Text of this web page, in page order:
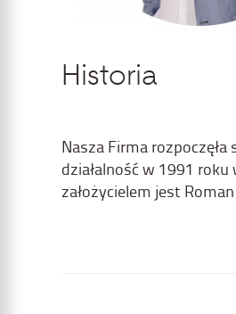
Historia
Nasza Firma rozpoczęła
działalność w 1991 roku
założycielem jest